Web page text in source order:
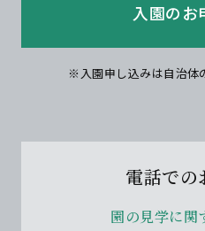
入園のお
※入園申し込みは自治体
電話での
園の見学に関